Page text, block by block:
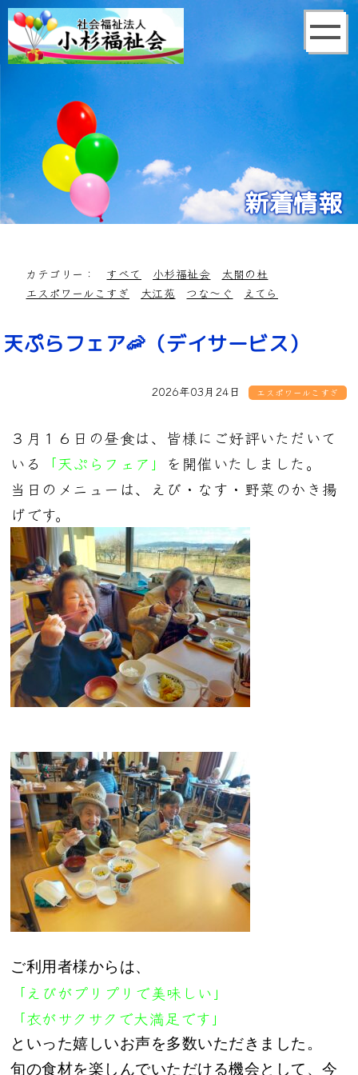
新着情報
カテゴリー： すべて 小杉福祉会
太閤の杜
エスポワールこすぎ
大江苑 つな～ぐ えてら
天ぷらフェア🦐（デイサービス）
2026年03月24日 エスポワールこすぎ
３月１６日の昼食は、皆様にご好評いただいて
いる
「天ぷらフェア」
を開催いたしました。
当日のメニューは、えび・なす・野菜のかき揚
げです。
ご利用者様からは、
「えびがプリプリで美味しい」
「衣がサクサクで大満足です」
といった嬉しいお声を多数いただきました。
旬の食材を楽しんでいただける機会として、今